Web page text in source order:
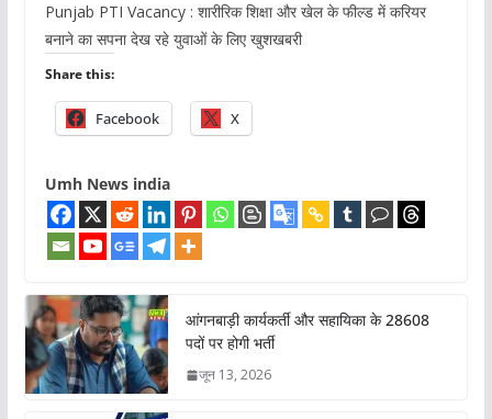
Punjab PTI Vacancy : शारीरिक शिक्षा और खेल के फील्ड में करियर
बनाने का सपना देख रहे युवाओं के लिए खुशखबरी
Share this:
Facebook X
Umh News india
आंगनबाड़ी कार्यकर्ती और सहायिका के 28608
पदों पर होगी भर्ती
जून 13, 2026